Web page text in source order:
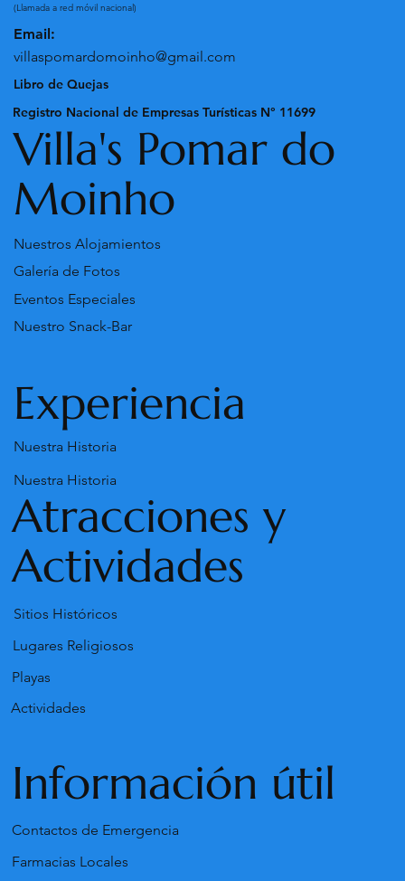
(Llamada a red móvil nacional)
Email:
villaspomardomoinho@gmail.com
Libro de Quejas
Registro Nacional de Empresas Turísticas N° 11699
Villa's Pomar do
Moinho
Nuestros Alojamientos
Galería de Fotos
Nuestro Snack-Bar
Eventos Especiales
Experiencia
Nuestra Historia
Nuestra Historia
Atracciones y
Actividades
Sitios Históricos
Lugares Religiosos
Playas
Actividades
Información útil
Contactos de Emergencia
Farmacias Locales